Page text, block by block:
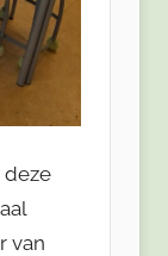
deze
van